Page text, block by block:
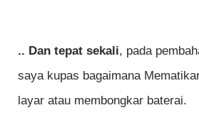
.. Dan tepat sekali, pada
saya kupas bagaimana
layar atau membongkar baterai.